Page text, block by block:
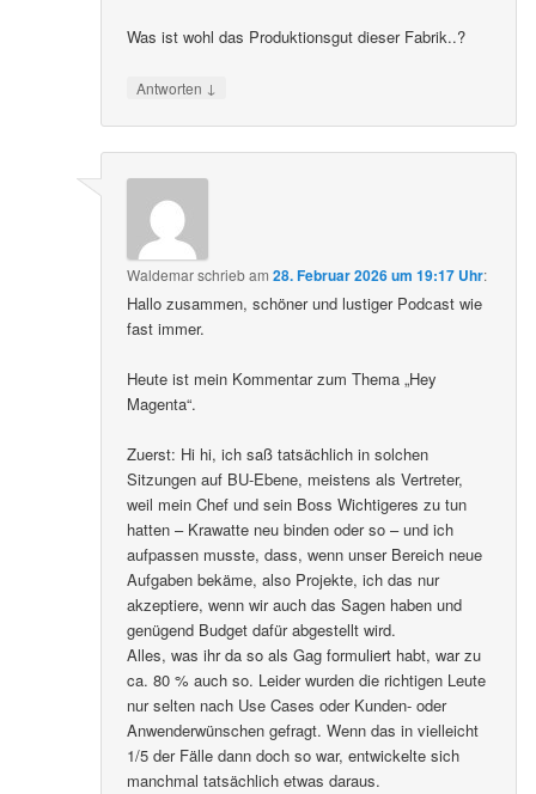
Was ist wohl das Produktionsgut dieser Fabrik..?
Antworten ↓
Waldemarschriebam28. Februar 2026 um 19:17 Uhr:
Hallo zusammen, schöner und lustiger Podcast wie
fast immer.
Heute ist mein Kommentar zum Thema „Hey
Magenta“.
Zuerst: Hi hi, ich saß tatsächlich in solchen
Sitzungen auf BU-Ebene, meistens als Vertreter,
weil mein Chef und sein Boss Wichtigeres zu tun
hatten – Krawatte neu binden oder so – und ich
aufpassen musste, dass, wenn unser Bereich neue
Aufgaben bekäme, also Projekte, ich das nur
akzeptiere, wenn wir auch das Sagen haben und
genügend Budget dafür abgestellt wird.
Alles, was ihr da so als Gag formuliert habt, war zu
ca. 80 % auch so. Leider wurden die richtigen Leute
nur selten nach Use Cases oder Kunden- oder
Anwenderwünschen gefragt. Wenn das in vielleicht
1/5 der Fälle dann doch so war, entwickelte sich
manchmal tatsächlich etwas daraus.